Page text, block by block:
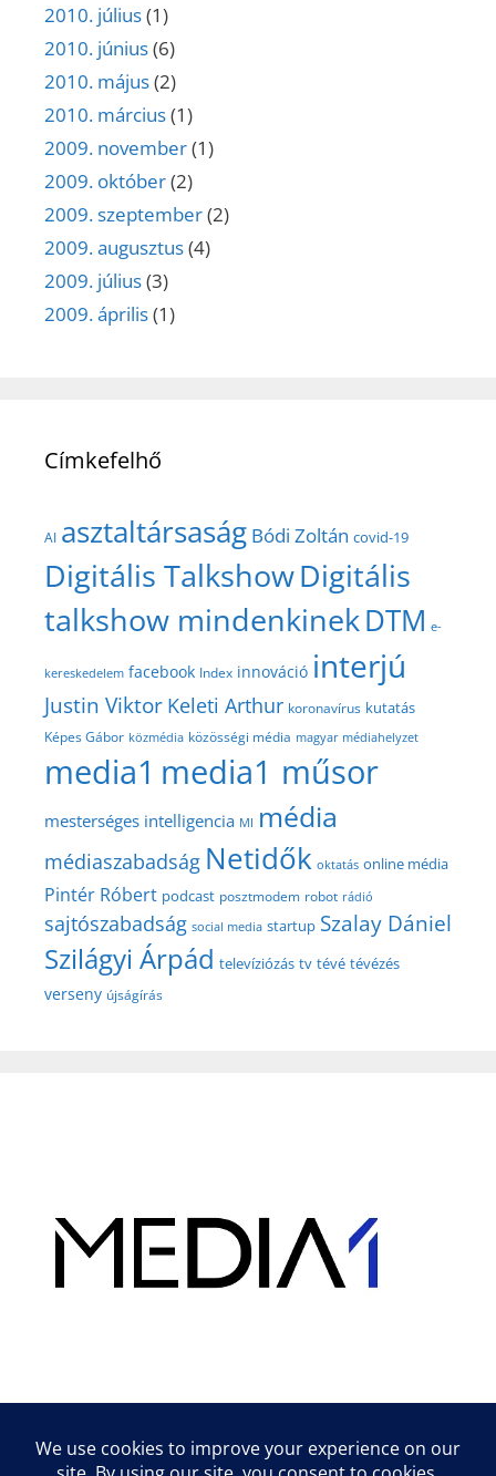
2010. július(1)
2010. június(6)
2010. május(2)
2010. március(1)
2009. november(1)
2009. október(2)
2009. szeptember(2)
2009. augusztus(4)
2009. július(3)
2009. április(1)
Címkefelhő
AI asztaltársaság Bódi Zoltán covid-19
Digitális TalkshowDigitális
talkshow mindenkinekDTM e-
kereskedelem facebook Index innováció interjú
Justin Viktor Keleti Arthur koronavírus kutatás
Képes Gábor közmédia közösségi média magyar médiahelyzet
media1 media1 műsor
mesterséges intelligencia MI média
médiaszabadság Netidők oktatás online média
Pintér Róbert podcast posztmodem robot rádió
sajtószabadság social media startup Szalay Dániel
Szilágyi Árpád televíziózás tv tévé tévézés
verseny újságírás